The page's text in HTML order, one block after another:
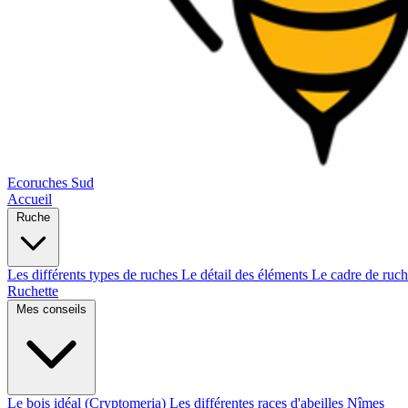
Ecoruches Sud
Accueil
Les différents types de ruches Le détail des éléments Le cadre de
Ruchette
Le bois idéal (Cryptomeria) Les différentes races d'abeilles Nîmes